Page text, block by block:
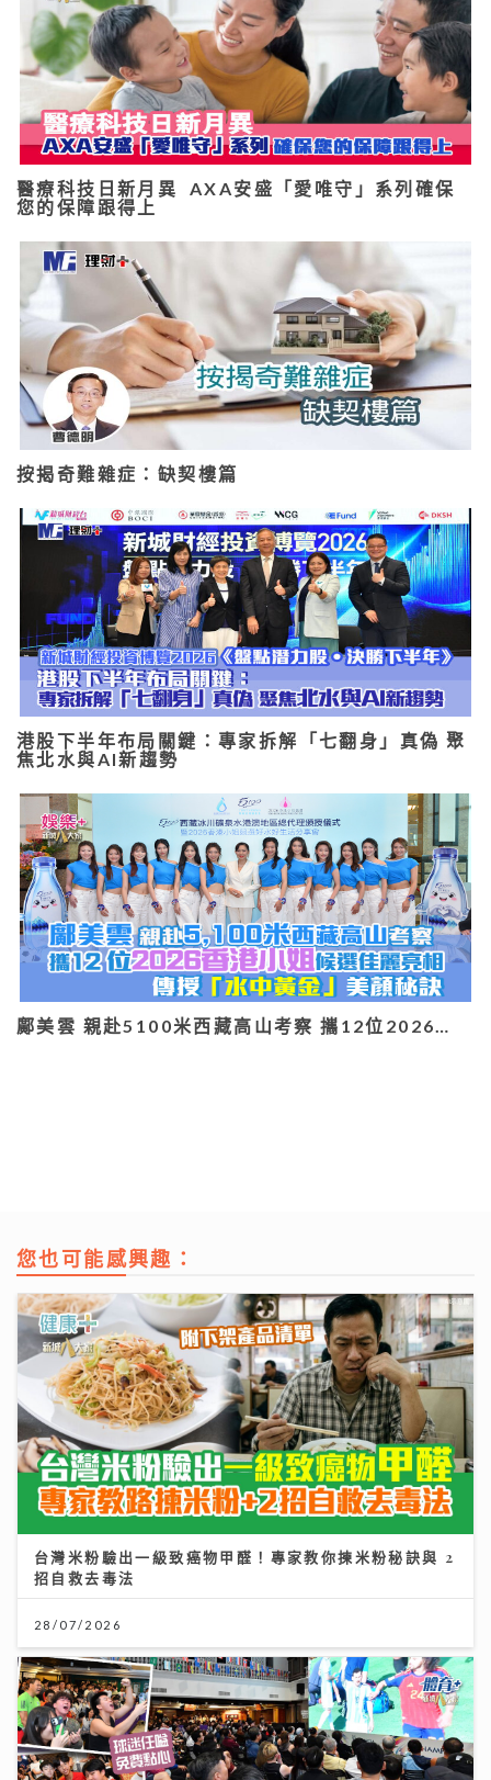
醫療科技日新月異 AXA安盛「愛唯守」系列確保
您的保障跟得上
按揭奇難雜症：缺契樓篇
港股下半年布局關鍵：專家拆解「七翻身」真偽 聚
焦北水與AI新趨勢
鄺美雲 親赴5100米西藏高山考察 攜12位2026…
您也可能感興趣：
台灣米粉驗出一級致癌物甲醛！專家教你揀米粉秘訣與 2
招自救去毒法
28/07/2026